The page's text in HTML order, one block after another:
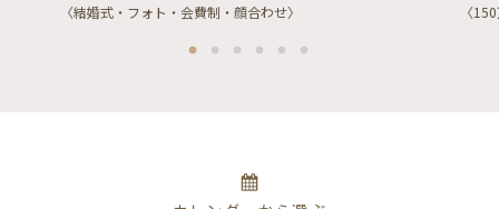
〈結婚式・フォト・会費制・顔合わせ〉
〈